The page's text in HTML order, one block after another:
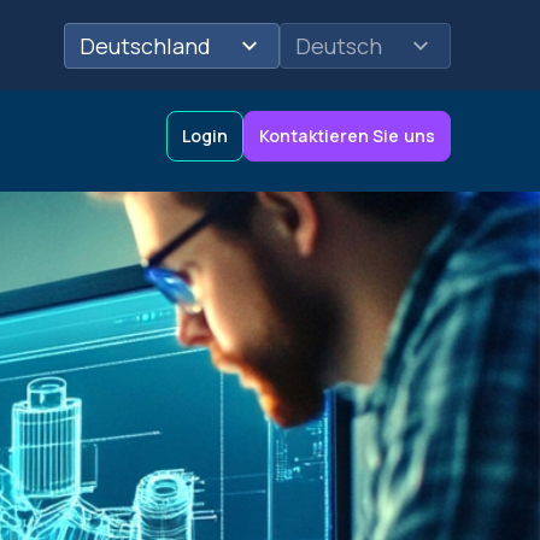
Deutschland Deutsch
Credit Opinions
Logistik
Login Kontaktieren Sie uns